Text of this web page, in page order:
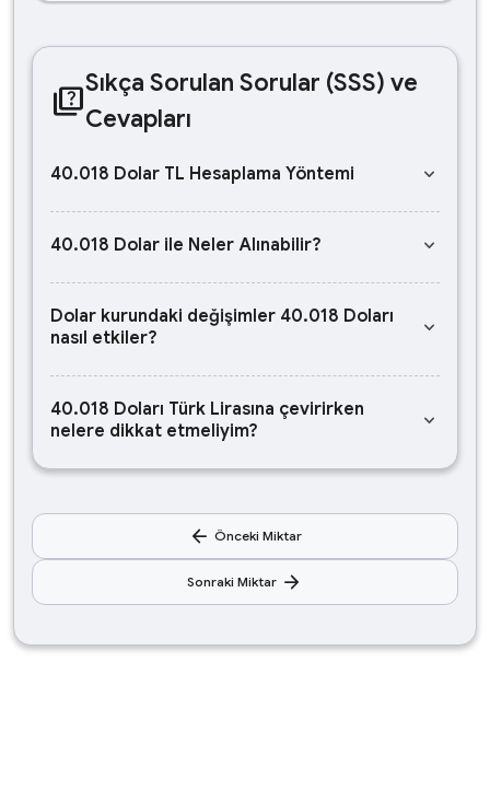
quizSıkça Sorulan Sorular (SSS) ve
Cevapları
40.018 Dolar TL Hesaplama Yöntemi keyboard_arrow_down
40.018 Dolar ile Neler Alınabilir? keyboard_arrow_down
Dolar kurundaki değişimler 40.018 Doları
nasıl etkiler?
keyboard_arrow_down
40.018 Doları Türk Lirasına çevirirken
nelere dikkat etmeliyim?
keyboard_arrow_down
arrow_back Önceki Miktar
Sonraki Miktar arrow_forward